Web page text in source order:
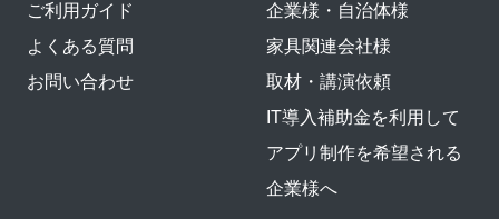
ご利用ガイド
よくある質問
お問い合わせ
企業様・自治体様
家具関連会社様
取材・講演依頼
IT導入補助金を利用して
アプリ制作を希望される
企業様へ